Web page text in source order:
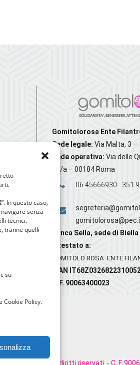
”. In questo caso,
senza
tecnici.
tranne quelli
su
Cookie Policy.
Gomitolorosa Ente
Sede legale: Via Malta, 3 –
Sede operativa: Via delle
20/a – 00184 Roma
06 45666930 - 351
Banca Sella, sede di Biella
Intestato a:
GOMITOLO ROSA ENTE
IBAN
C.F. 90063400023
Tutti i diritti riservati. - C. F.